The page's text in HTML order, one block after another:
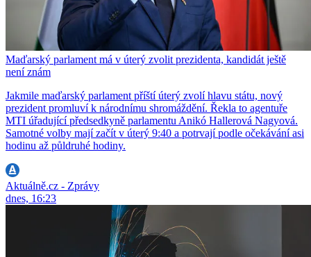
Maďarský parlament má v úterý zvolit prezidenta, kandidát ještě
není znám
Jakmile maďarský parlament příští úterý zvolí hlavu státu, nový
prezident promluví k národnímu shromáždění. Řekla to agentuře
MTI úřadující předsedkyně parlamentu Anikó Hallerová Nagyová.
Samotné volby mají začít v úterý 9:40 a potrvají podle očekávání asi
hodinu až půldruhé hodiny.
Aktuálně.cz - Zprávy
dnes, 16:23